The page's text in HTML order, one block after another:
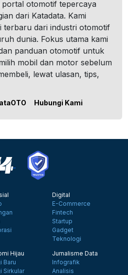
portal otomotif tepercaya
dari Katadata. Kami
terbaru dari industri otomotif
dunia. Fokus utama kami
panduan otomotif untuk
mobil dan motor sebelum
lewat ulasan, tips,
Hubungi Kami
Digital
E-Commerce
Fintech
Startup
Gadget
Teknologi
Hijau
Baru
Sirkular
Jurnalisme Data
Infografik
Analisis